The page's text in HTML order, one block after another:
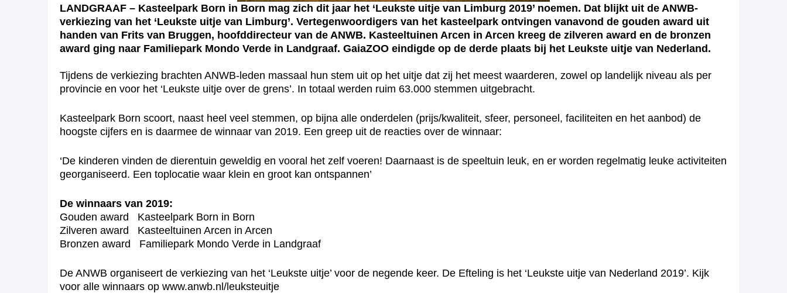
LANDGRAAF – Kasteelpark Born in Born mag zich dit jaar het ‘Leukste uitje van Limburg 2019’ noemen. Dat blijkt uit de ANWB-
verkiezing van het ‘Leukste uitje van Limburg’. Vertegenwoordigers van het kasteelpark ontvingen vanavond de gouden award uit
handen van Frits van Bruggen, hoofddirecteur van de ANWB. Kasteeltuinen Arcen in Arcen kreeg de zilveren award en de bronzen
award ging naar Familiepark Mondo Verde in Landgraaf. GaiaZOO eindigde op de derde plaats bij het Leukste uitje van Nederland.
Tijdens de verkiezing brachten ANWB-leden massaal hun stem uit op het uitje dat zij het meest waarderen, zowel op landelijk niveau als per
provincie en voor het ‘Leukste uitje over de grens’. In totaal werden ruim 63.000 stemmen uitgebracht.
Kasteelpark Born scoort, naast heel veel stemmen, op bijna alle onderdelen (prijs/kwaliteit, sfeer, personeel, faciliteiten en het aanbod) de
hoogste cijfers en is daarmee de winnaar van 2019. Een greep uit de reacties over de winnaar:
‘De kinderen vinden de dierentuin geweldig en vooral het zelf voeren! Daarnaast is de speeltuin leuk, en er worden regelmatig leuke activiteiten
georganiseerd. Een toplocatie waar klein en groot kan ontspannen’
De winnaars van 2019:
Gouden award Kasteelpark Born in Born
Zilveren award Kasteeltuinen Arcen in Arcen
Bronzen award Familiepark Mondo Verde in Landgraaf
De ANWB organiseert de verkiezing van het ‘Leukste uitje’ voor de negende keer. De Efteling is het ‘Leukste uitje van Nederland 2019’. Kijk
voor alle winnaars op www.anwb.nl/leuksteuitje